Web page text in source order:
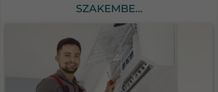
SZAKEMBE...